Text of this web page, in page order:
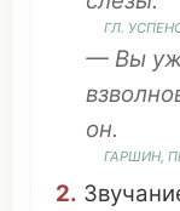
ГЛ.
— Вы
он.
ГАРШИН,
2.